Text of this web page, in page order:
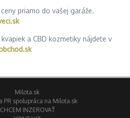
priamo do vašej garáže.
a CBD kozmetiky nájdete v
Milota.sk
PR spolupráca na Milota.sk
CHCEM INZEROVAŤ